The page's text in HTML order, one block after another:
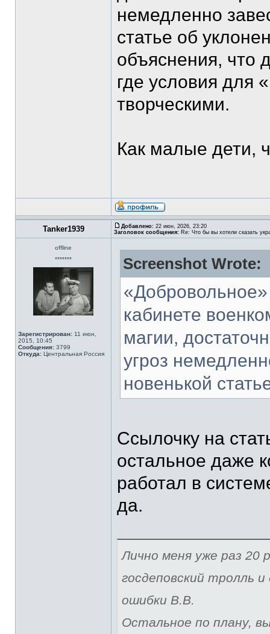
немедленно
статье об
объяснения, что
где условия для
творческими.
Как малые дети,
Tanker1939 Добавлено: 22 июн, 2026, 23:20
Заголовок сообщения: Re: Что бы вы хотели сказать
offline
*******
Зарегистрирован: 11 июн,
2015, 10:45
Сообщения: 3799
Откуда: Центральная Россия
Screenshot Wrote:
«Добровольное»
кабинете
магии,
угроз
новенькой
Ссылочку на
остальное даже
работал в
да.
Лично меня уже раз 20
госдеповский тролль
ошибки В.В.
Остальное по плану,